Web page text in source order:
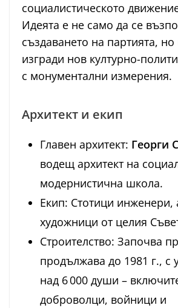
социалистическото
Идеята е не само да се
създаването на партията, но
изгради нов културно-
с монументални измерения.
Архитект и екип
Главен архитект: Георги
водещ архитект на
модернистична школа.
Екип: Стотици инженери,
художници от целия
Строителство: Започва
продължава до 1981 г., с
над 6 000 души –
доброволци, войници и